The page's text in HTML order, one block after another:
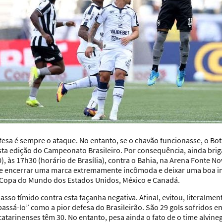
é sempre o ataque. No entanto, se o chavão funcionasse, o
edição do Campeonato Brasileiro. Por consequência, ainda
às 17h30 (horário de Brasília), contra o Bahia, na Arena Fonte
encerrar uma marca extremamente incômoda e deixar uma boa
do Mundo dos Estados Unidos, México e Canadá.
tímido contra esta façanha negativa. Afinal, evitou,
lo” como a pior defesa do Brasileirão. São 29 gols sofridos
têm 30. No entanto, pesa ainda o fato de o time